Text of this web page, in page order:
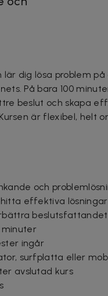
dig lösa problem
På bara 100
beslut och skapa
är flexibel, helt
och
effektiva lösningar
beslutsfattandet
minuter
ingår
surfplatta eller
avslutad kurs